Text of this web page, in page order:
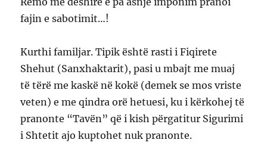
fajin e sabotimit…!
Kurthi familjar. Tipik është rasti i Fiqirete
Shehut (Sanxhaktarit), pasi u mbajt me muaj
të tërë me kaskë në kokë (demek se mos vriste
veten) e me qindra orë hetuesi, ku i kërkohej të
pranonte “Tavën” që i kish përgatitur Sigurimi
i Shtetit ajo kuptohet nuk pranonte.